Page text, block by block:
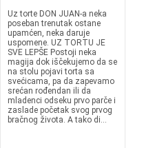
Uz torte DON JUAN-a neka
poseban trenutak ostane
upamćen, neka daruje
uspomene. UZ TORTU JE
SVE LEPŠE Postoji neka
magija dok iščekujemo da se
na stolu pojavi torta sa
svećicama, pa da zapevamo
srećan rođendan ili da
mladenci odseku prvo parče i
zaslade početak svog prvog
bračnog života. A tako di...